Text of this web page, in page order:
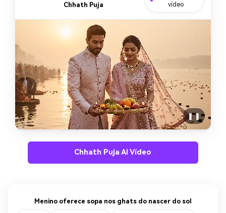
Chhath Puja
vídeo
❚ ❚
Chhath Puja AI Vídeo
Menino oferece sopa nos ghats do nascer do sol